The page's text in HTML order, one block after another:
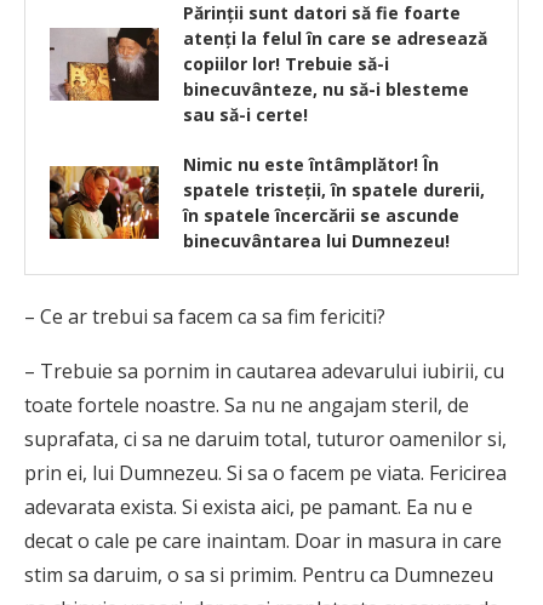
Părinţii sunt datori să fie foarte
atenţi la felul în care se adresează
copiilor lor! Trebuie să-i
binecuvânteze, nu să-i blesteme
sau să-i certe!
Nimic nu este întâmplător! În
spatele tristeții, în spatele durerii,
în spatele încercării se ascunde
binecuvântarea lui Dumnezeu!
– Ce ar trebui sa facem ca sa fim fericiti?
– Trebuie sa pornim in cautarea adevarului iubirii, cu
toate fortele noastre. Sa nu ne angajam steril, de
suprafata, ci sa ne daruim total, tuturor oamenilor si,
prin ei, lui Dumnezeu. Si sa o facem pe viata. Fericirea
adevarata exista. Si exista aici, pe pamant. Ea nu e
decat o cale pe care inaintam. Doar in masura in care
stim sa daruim, o sa si primim. Pentru ca Dumnezeu